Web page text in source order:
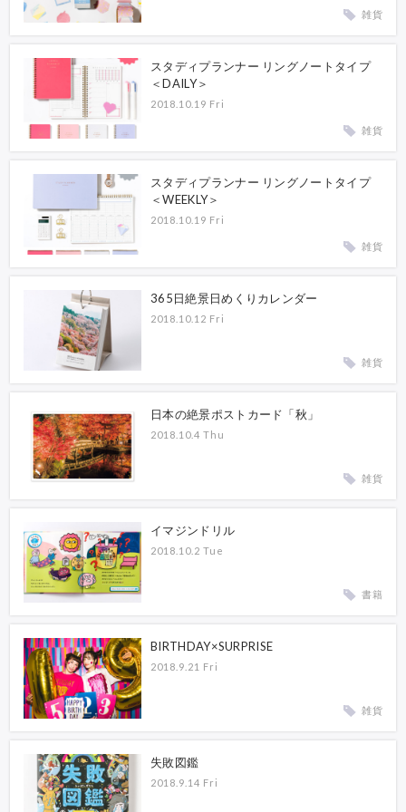
雑貨
スタディプランナー リングノートタイプ
＜DAILY＞
2018.10.19 Fri
雑貨
スタディプランナー リングノートタイプ
＜WEEKLY＞
2018.10.19 Fri
雑貨
365日絶景日めくりカレンダー
2018.10.12 Fri
雑貨
日本の絶景ポストカード「秋」
2018.10.4 Thu
雑貨
イマジンドリル
2018.10.2 Tue
書籍
BIRTHDAY×SURPRISE
2018.9.21 Fri
雑貨
失敗図鑑
2018.9.14 Fri